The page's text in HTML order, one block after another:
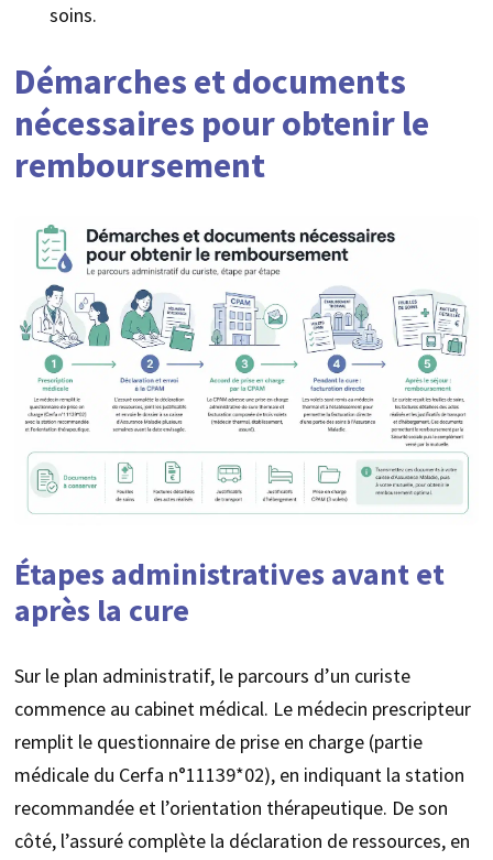
soins.
Démarches et documents
nécessaires pour obtenir le
remboursement
Étapes administratives avant et
après la cure
Sur le plan administratif, le parcours d’un curiste
commence au cabinet médical. Le médecin prescripteur
remplit le questionnaire de prise en charge (partie
médicale du Cerfa n°11139*02), en indiquant la station
recommandée et l’orientation thérapeutique. De son
côté, l’assuré complète la déclaration de ressources, en